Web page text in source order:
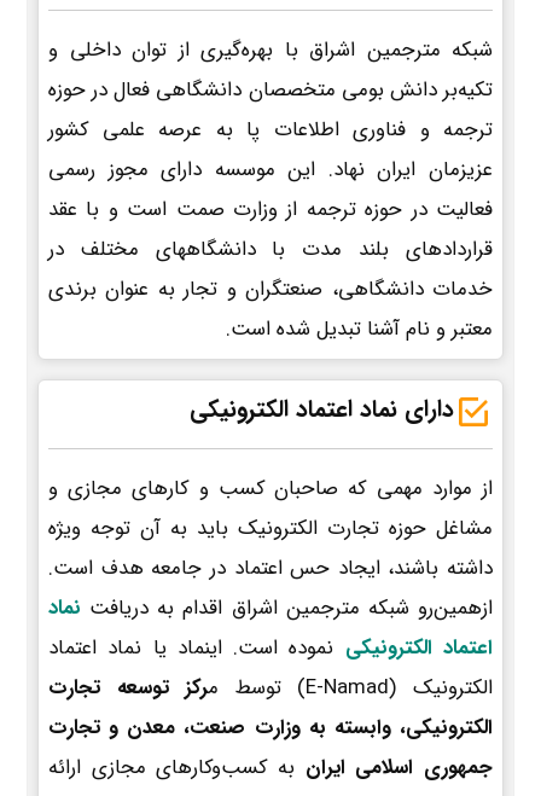
شبکه مترجمین اشراق با بهره‌گیری از توان داخلی و
تکیه‌بر دانش بومی متخصصان دانشگاهی فعال در حوزه
ترجمه و فناوری اطلاعات پا به عرصه علمی کشور
عزیزمان ایران نهاد. این موسسه دارای مجوز رسمی
فعالیت در حوزه ترجمه از وزارت صمت است و با عقد
قراردادهای بلند مدت با دانشگاههای مختلف در
خدمات دانشگاهی، صنعتگران و تجار به عنوان برندی
معتبر و نام آشنا تبدیل شده است.
دارای نماد اعتماد الکترونیکی
از موارد مهمی که صاحبان کسب و کارهای مجازی و
مشاغل حوزه تجارت الکترونیک باید به آن توجه ویژه
داشته باشند، ایجاد حس اعتماد در جامعه هدف است.
ازهمین‌رو شبکه مترجمین اشراق اقدام به دریافت نماد
اعتماد الکترونیکی نموده است. اینماد یا نماد اعتماد
الکترونیک (E-Namad) توسط م
رکز توسعه تجارت
الکترونیکی، وابسته به وزارت صنعت، معدن و تجارت
جمهوری اسلامی ایران به کسب‌وکارهای مجازی ارائه